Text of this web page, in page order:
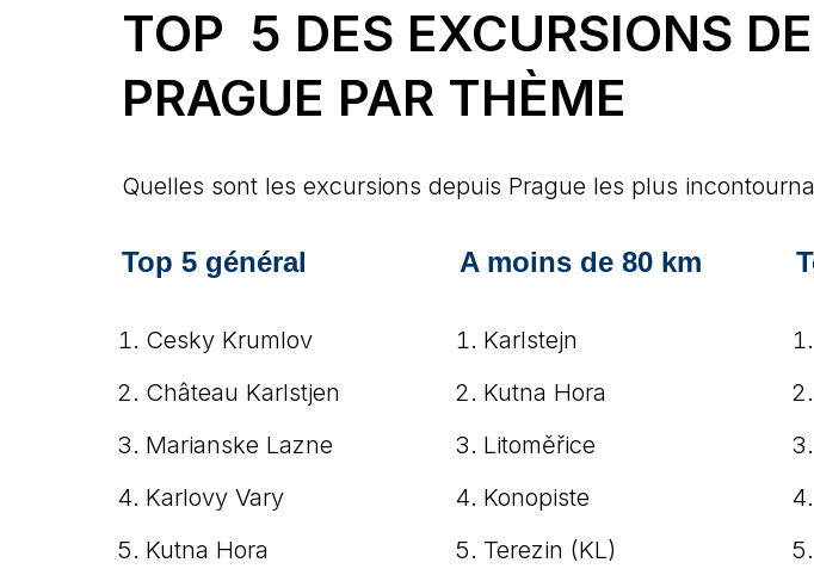
TOP 5 DES EXCURSIONS
PRAGUE PAR THÈME
Quelles sont les excursions depuis Prague les plus
Top 5 général
Cesky Krumlov
Château Karlstjen
Marianske Lazne
Karlovy Vary
Kutna Hora
A moins de 80 km
Karlstejn
Kutna Hora
Litoměřice
Konopiste
Terezin (KL)